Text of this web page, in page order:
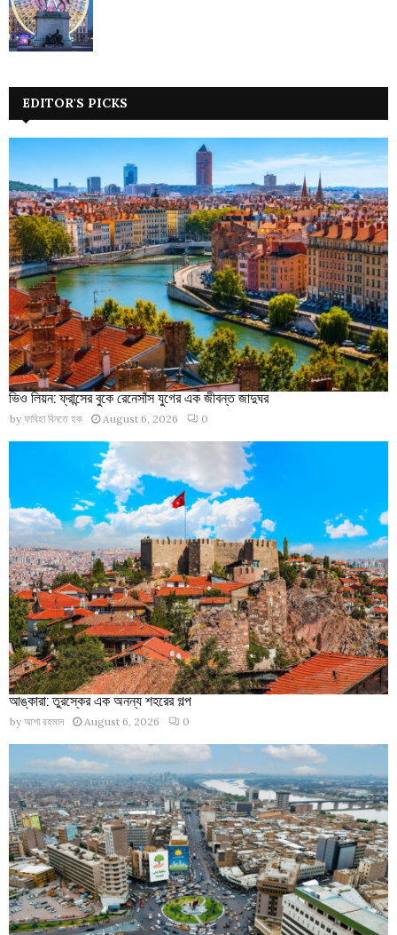
EDITOR'S PICKS
ভিও লিয়ন: ফ্রান্সের বুকে রেনেসাঁস যুগের এক জীবন্ত জাদুঘর
by ফাবিহা বিনতে হক August 6, 2026 0
আঙ্কারা: তুরস্কের এক অনন্য শহরের গল্প
by আশা রহমান August 6, 2026 0